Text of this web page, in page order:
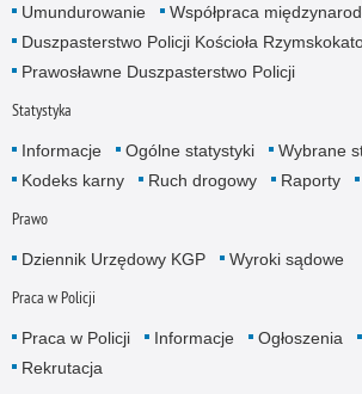
Umundurowanie
Współpraca
Duszpasterstwo Policji Kościoła
Prawosławne Duszpasterstwo Policji
Statystyka
Informacje Ogólne statystyki
Wybrane
Kodeks karny
Ruch drogowy Raporty
Prawo
Dziennik Urzędowy KGP Wyroki sądowe
Praca w Policji
Praca w Policji Informacje Ogłoszenia
Rekrutacja